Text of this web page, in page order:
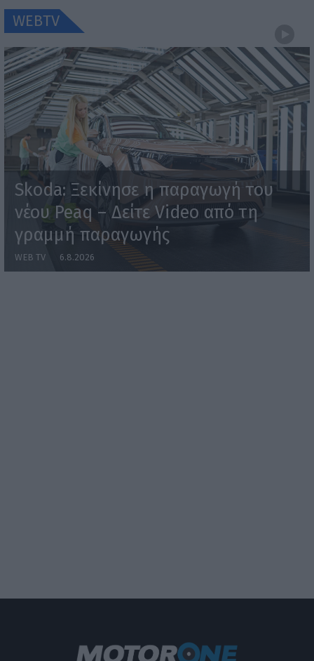
WEBTV
Skoda: Ξεκίνησε η παραγωγή του
νέου Peaq – Δείτε Video από τη
γραμμή παραγωγής
WEB TV 6.8.2026